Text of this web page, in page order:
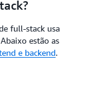
full-stack usa
estão as
e backend.